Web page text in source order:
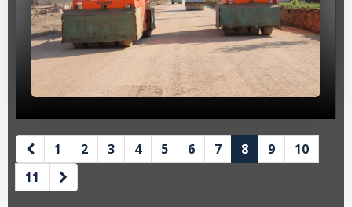
Borç Bilgileri
Tahakkuk Bilgileri
Tahsilat Bilgileri
Sicil Kodu ile Tahsilat
Sicil Arama
1 2 3 4 5 6 7 8 9
10
11